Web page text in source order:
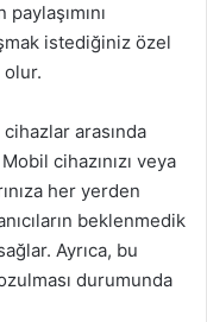
istediğiniz özel
olur.
cihazlar arasında
cihazınızı veya
her yerden
beklenmedik
Ayrıca, bu
durumunda